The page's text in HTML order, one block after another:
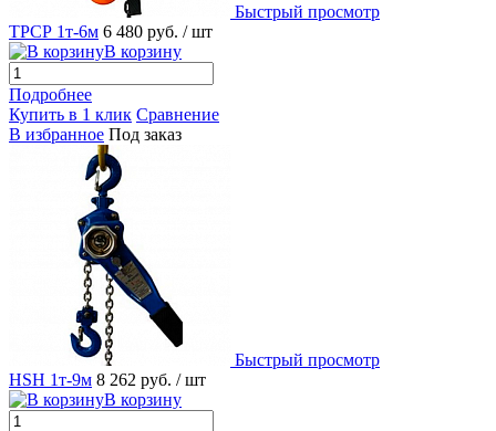
Быстрый просмотр
ТРСР 1т-6м 6 480 руб. / шт
В корзину
Подробнее
Купить в 1 клик Сравнение
В избранное Под заказ
Быстрый просмотр
HSH 1т-9м 8 262 руб. / шт
В корзину